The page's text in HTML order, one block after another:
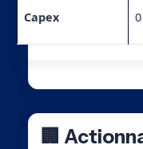
Capex 0
🏢